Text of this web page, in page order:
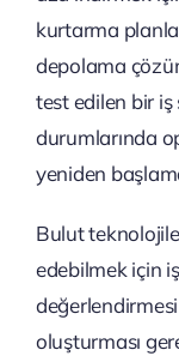
kurtarma
depolama
test edilen bir iş
durumlarında
yeniden
Bulut
edebilmek için
oluşturması